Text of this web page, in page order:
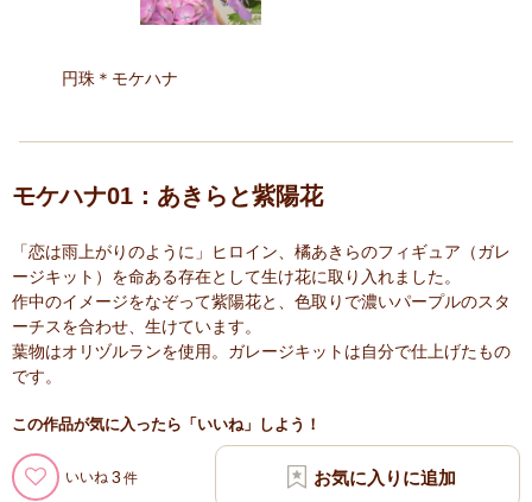
円珠＊モケハナ
モケハナ01：あきらと紫陽花
「恋は雨上がりのように」ヒロイン、橘あきらのフィギュア（ガレ
ージキット）を命ある存在として生け花に取り入れました。
作中のイメージをなぞって紫陽花と、色取りで濃いパープルのスタ
ーチスを合わせ、生けています。
葉物はオリヅルランを使用。ガレージキットは自分で仕上げたもの
です。
この作品が気に入ったら「いいね」しよう！
いいね 3